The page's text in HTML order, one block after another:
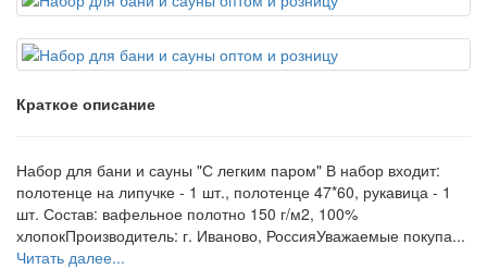
Краткое описание
Набор для бани и сауны "С легким паром" В набор входит:
полотенце на липучке - 1 шт., полотенце 47*60, рукавица - 1
шт. Состав: вафельное полотно 150 г/м2, 100%
хлопокПроизводитель: г. Иваново, РоссияУважаемые покупа...
Читать далее...